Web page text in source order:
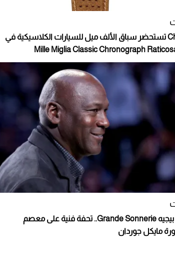
Chopard تستحضر سباق الألف ميل للسيارات الكلاسيكية في
أوديمار بيجيه Grande Sonnerie.. تحفة فنية على معصم
مايكل جوردان